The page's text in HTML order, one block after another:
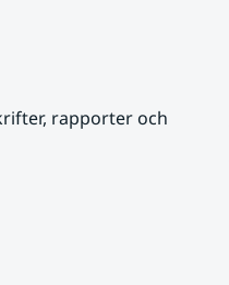
rapporter och